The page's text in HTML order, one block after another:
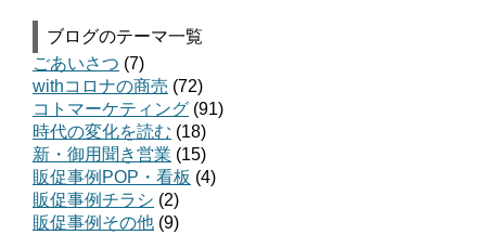
ブログのテーマ一覧
ごあいさつ (7)
withコロナの商売 (72)
コトマーケティング (91)
時代の変化を読む (18)
新・御用聞き営業 (15)
販促事例POP・看板 (4)
販促事例チラシ (2)
販促事例その他 (9)